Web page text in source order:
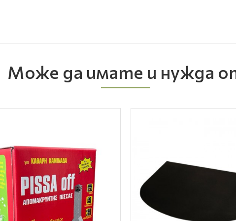
Може да имате и нужда